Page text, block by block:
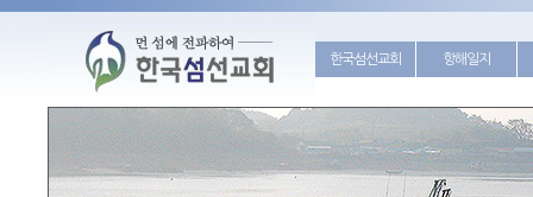
한국섬선교회 항해일지